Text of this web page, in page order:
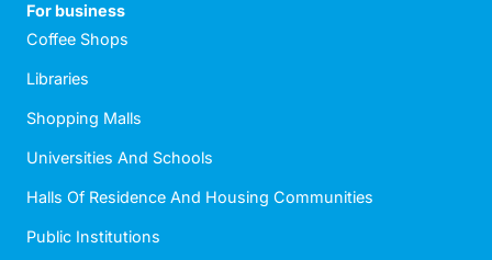
For business
Coffee Shops
Libraries
Shopping Malls
Universities And Schools
Halls Of Residence And Housing Communities
Public Institutions